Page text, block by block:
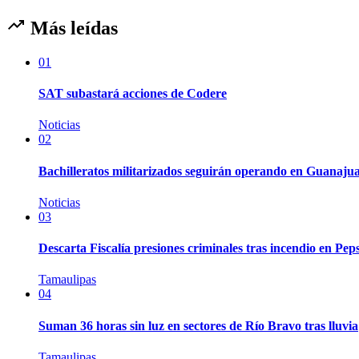
Más leídas
01
SAT subastará acciones de Codere
Noticias
02
Bachilleratos militarizados seguirán operando en
Noticias
03
Descarta Fiscalía presiones criminales tras incendio en
Tamaulipas
04
Suman 36 horas sin luz en sectores de Río Bravo tras lluvia